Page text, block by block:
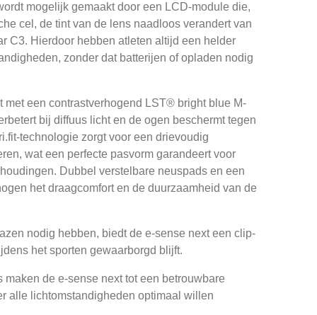
mogelijk gemaakt door een LCD-module die,
cel, de tint van de lens naadloos verandert van
C3. Hierdoor hebben atleten altijd een helder
zonder dat batterijen of opladen nodig
met een contrastverhogend LST® bright blue M-
bij diffuus licht en de ogen beschermt tegen
technologie zorgt voor een drievoudig
wat een perfecte pasvorm garandeert voor
Dubbel verstelbare neuspads en een
het draagcomfort en de duurzaamheid van de
nodig hebben, biedt de e-sense next een clip-
het sporten gewaarborgd blijft.
maken de e-sense next tot een betrouwbare
alle lichtomstandigheden optimaal willen